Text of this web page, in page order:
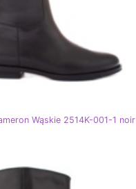
Wąskie 2514K-001-1 noir